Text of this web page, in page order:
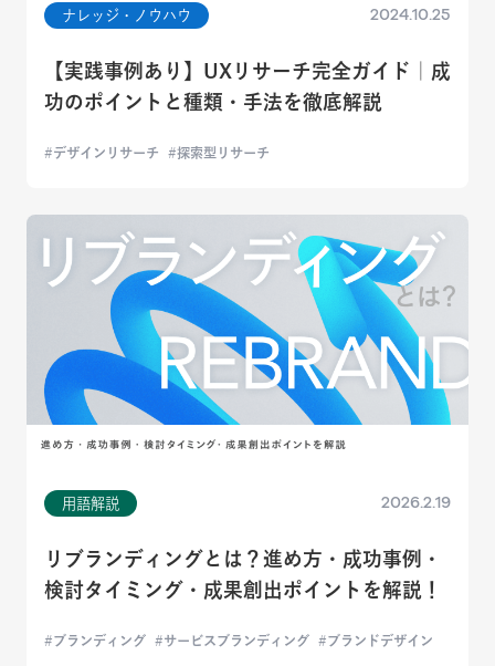
ナレッジ・ノウハウ 2024.10.25
【実践事例あり】UXリサーチ完全ガイド｜成
功のポイントと種類・手法を徹底解説
デザインリサーチ 探索型リサーチ
用語解説 2026.2.19
リブランディングとは？進め方・成功事例・
検討タイミング・成果創出ポイントを解説！
ブランディング サービスブランディング ブランドデザイン